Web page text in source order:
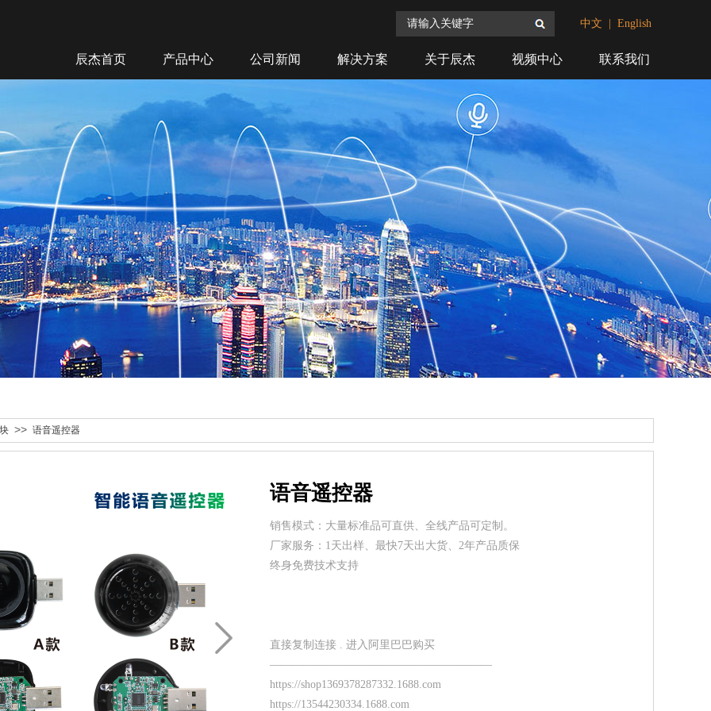
>> 语音遥控器
语音遥控器
销售模式：大量标准品可直供、全线产品可定制。
厂家服务：1天出样、最快7天出大货、2年产品质保
终身免费技术支持
直接复制连接 . 进入阿里巴巴购买
————————————————————
https://shop1369378287332.1688.com
https://13544230334.1688.com
中文 English
辰杰首页 产品中心 公司新闻 解决方案 关于辰杰 视频中心 联系我们
搜索